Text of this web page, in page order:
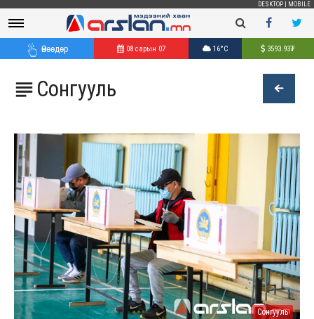
DESKTOP MOBILE
Өнөөдөр 08 сарын 07 16°C 3593.93₮
 Сонгууль
Сонгууль